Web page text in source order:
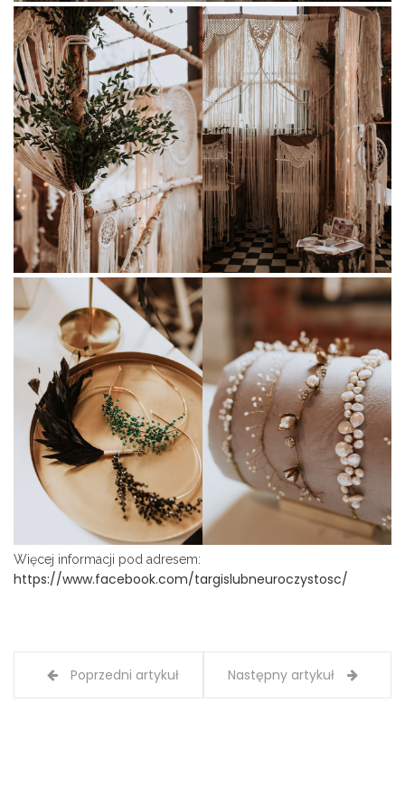
Więcej informacji pod adresem:
https://www.facebook.com/targislubneuroczystosc/
Poprzedni artykuł Następny artykuł